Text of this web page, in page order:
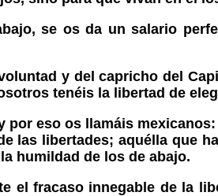
se os da un salario
y del capricho del
tenéis la libertad de
por eso os llamáis
las libertades; aquélla que
humildad de los de abajo.
el fracaso innegable de la